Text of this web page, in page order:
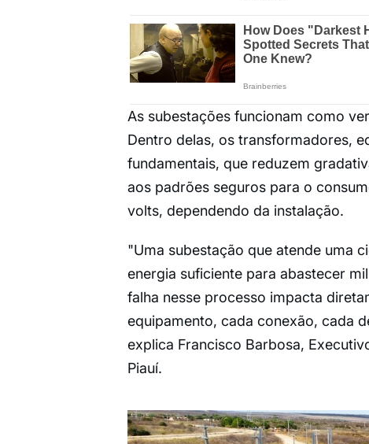
As subestações funcionam como
Dentro delas, os transformadores,
fundamentais, que reduzem
aos padrões seguros para o
volts, dependendo da instalação.
"Uma subestação que atende uma
energia suficiente para abastecer
falha nesse processo impacta
equipamento, cada conexão, cada
explica Francisco Barbosa,
Piauí.